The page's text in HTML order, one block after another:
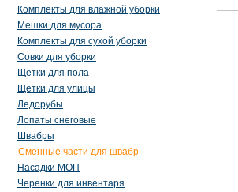
Комплекты для влажной уборки
Мешки для мусора
Комплекты для сухой уборки
Совки для уборки
Щетки для пола
Щетки для улицы
Ледорубы
Лопаты снеговые
Швабры
Сменные части для швабр
Насадки МОП
Черенки для инвентаря